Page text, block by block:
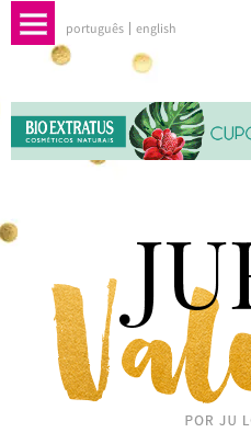
português english